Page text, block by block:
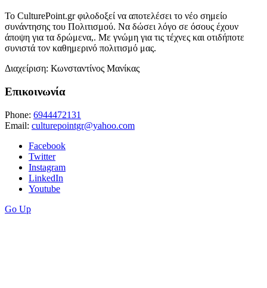
Το CulturePoint.gr φιλοδοξεί να αποτελέσει το νέο σημείο
συνάντησης του Πολιτισμού. Να δώσει λόγο σε όσους έχουν
άποψη για τα δρώμενα,. Με γνώμη για τις τέχνες και οτιδήποτε
συνιστά τον καθημερινό πολιτισμό μας.
Διαχείριση: Κωνσταντίνος Μανίκας
Επικοινωνία
Phone: 6944472131
Email: culturepointgr@yahoo.com
Facebook
Twitter
Instagram
LinkedIn
Youtube
Go Up